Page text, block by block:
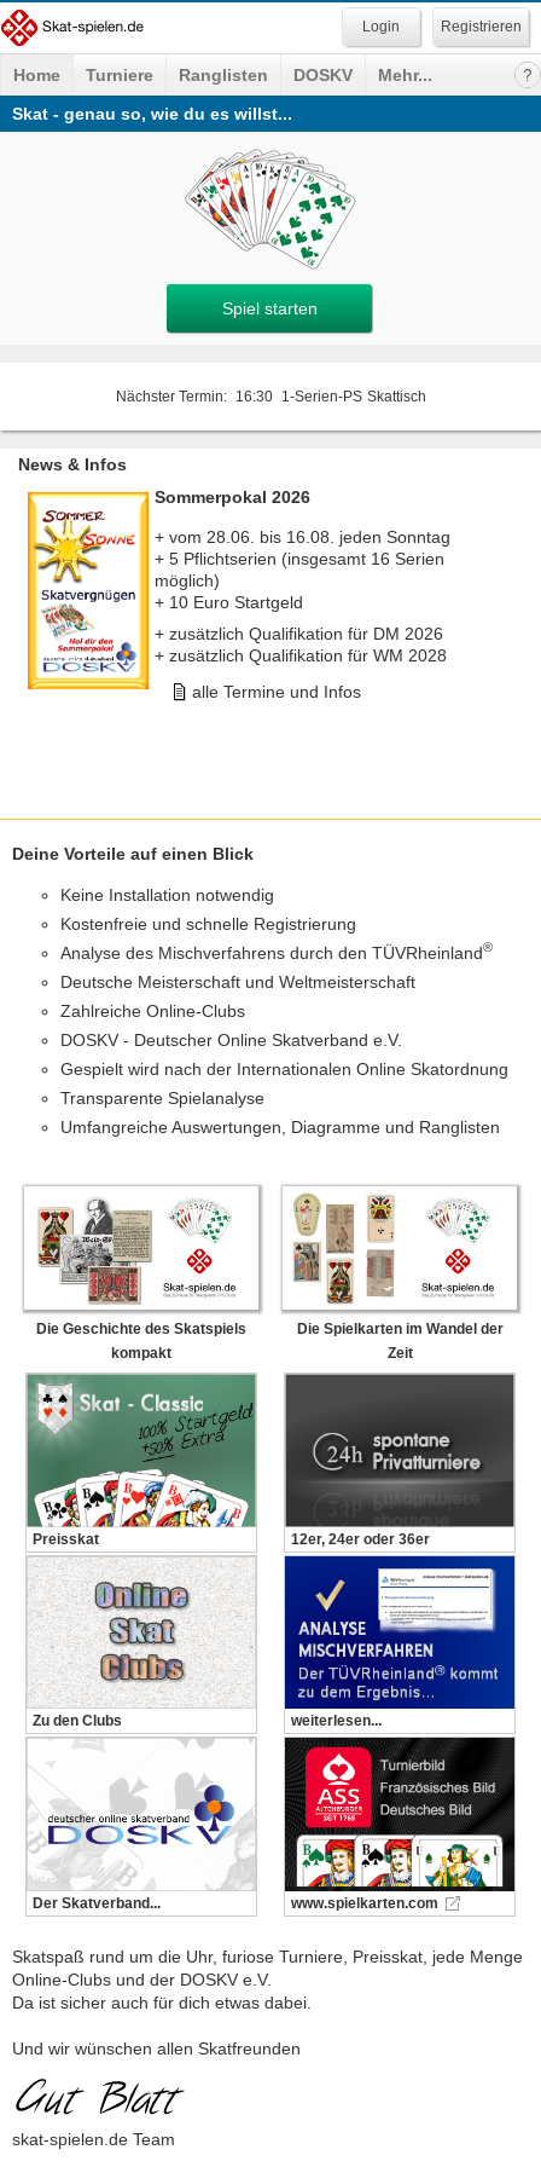
Registrieren
Home Turniere Ranglisten DOSKV
Mehr...
Skat - genau so, wie du es willst...
Spiel starten
Nächster Termin: 16:30 1-Serien-PS Skattisch
News & Infos
Sommerpokal 2026
+ vom 28.06. bis 16.08. jeden Sonntag
+ 5 Pflichtserien (insgesamt 16 Serien
möglich)
+ 10 Euro Startgeld
+ zusätzlich Qualifikation für DM 2026
+ zusätzlich Qualifikation für WM 2028
alle Termine und Infos
Deine Vorteile auf einen Blick
Keine Installation notwendig
Kostenfreie und schnelle Registrierung
Analyse des Mischverfahrens durch den TÜVRheinland®
Deutsche Meisterschaft und Weltmeisterschaft
Zahlreiche Online-Clubs
DOSKV - Deutscher Online Skatverband e.V.
Gespielt wird nach der Internationalen Online Skatordnung
Transparente Spielanalyse
Umfangreiche Auswertungen, Diagramme und Ranglisten
Die Geschichte des Skatspiels
kompakt
Die Spielkarten im Wandel der
Zeit
Preisskat 12er, 24er oder 36er
Zu den Clubs weiterlesen...
Der Skatverband... www.spielkarten.com
Skatspaß rund um die Uhr, furiose Turniere, Preisskat, jede Menge
Online-Clubs und der DOSKV e.V.
Da ist sicher auch für dich etwas dabei.
Und wir wünschen allen Skatfreunden
skat-spielen.de Team